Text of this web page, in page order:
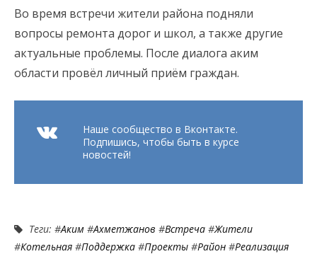
Во время встречи жители района подняли
вопросы ремонта дорог и школ, а также другие
актуальные проблемы. После диалога аким
области провёл личный приём граждан.
Наше сообщество в Вконтакте.
Подпишись, чтобы быть в курсе
новостей!
Теги: #Аким #Ахметжанов #Встреча #Жители
#Котельная #Поддержка #Проекты #Район #Реализация